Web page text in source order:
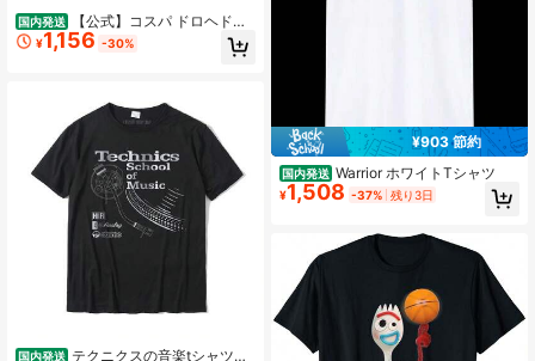
国内発送
【公式】コスパ ドロヘドロ
アニメ版 ギョーザ男 Tシャツ BLAC
K XLサイズ
¥1,156 -30%
国内発送 テクニクスの音楽tシャツト
¥903 節約
国内発送 Warrior ホワイトTシャツ
¥1,508 -37% 残り3日